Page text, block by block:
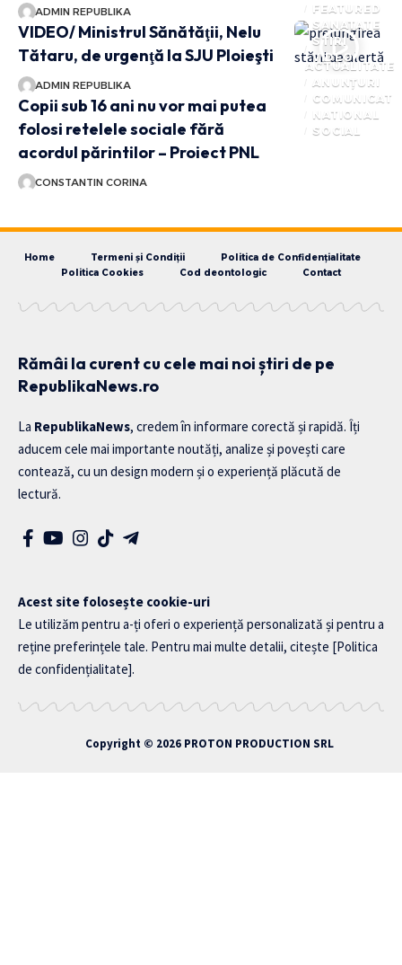
ADMIN REPUBLIKA
FEATURED
SANATATE
STIRI
VIDEO
VIDEO/ Ministrul Sănătăţii, Nelu
Tătaru, de urgenţă la SJU Ploieşti
ADMIN REPUBLIKA
ACTUALITATE
ANUNȚURI
COMUNICAT
NATIONAL
SOCIAL
Copii sub 16 ani nu vor mai putea
folosi retelele sociale fără
acordul părintilor – Proiect PNL
CONSTANTIN CORINA
Home Termeni și Condiții
Politica de Confidențialitate
Politica Cookies
Cod deontologic Contact
Rămâi la curent cu cele mai noi știri de pe
RepublikaNews.ro
La RepublikaNews, credem în informare corectă și rapidă. Îți
aducem cele mai importante noutăți, analize și povești care
contează, cu un design modern și o experiență plăcută de
lectură.
Acest site folosește cookie-uri
Le utilizăm pentru a-ți oferi o experiență personalizată și pentru a
reține preferințele tale. Pentru mai multe detalii, citește [Politica
de confidențialitate].
Copyright © 2026 PROTON PRODUCTION SRL